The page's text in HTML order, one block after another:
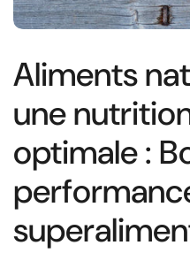
Aliments
une
optimale :